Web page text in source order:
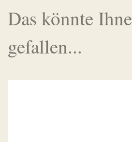
Das könnte
gefallen...